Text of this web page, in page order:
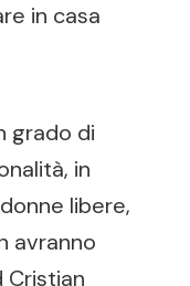
in casa
grado di
in
libere,
avranno
Cristian